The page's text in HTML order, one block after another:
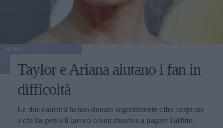
Taylor e Ariana aiutano i fan in
difficoltà
Le due cantanti hanno donato segretamente cifre cospicue
a chi ha perso il lavoro o non riusciva a pagare l'affitto.